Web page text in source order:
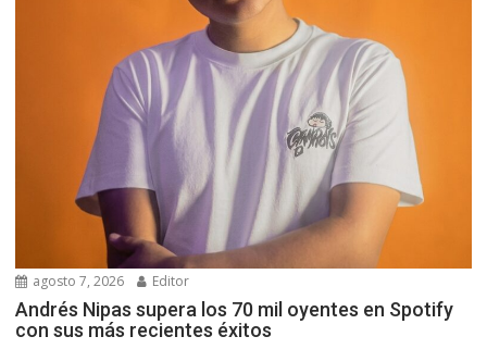
agosto 7, 2026 Editor
Andrés Nipas supera los 70 mil oyentes en Spotify
con sus más recientes éxitos